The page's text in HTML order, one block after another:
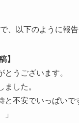
、以下のように報告
】
とうございます。
した。
と不安でいっぱい